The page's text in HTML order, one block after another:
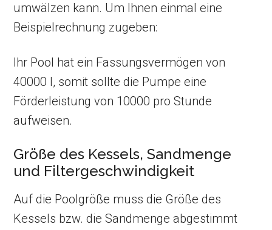
umwälzen kann. Um Ihnen einmal eine
Beispielrechnung zugeben:
Ihr Pool hat ein Fassungsvermögen von
40000 l, somit sollte die Pumpe eine
Förderleistung von 10000 pro Stunde
aufweisen.
Größe des Kessels, Sandmenge
und Filtergeschwindigkeit
Auf die Poolgröße muss die Größe des
Kessels bzw. die Sandmenge abgestimmt